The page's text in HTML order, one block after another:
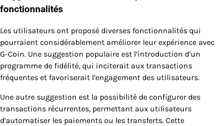
fonctionnalités
Les utilisateurs ont proposé diverses fonctionnalités qui
pourraient considérablement améliorer leur expérience avec
G-Coin. Une suggestion populaire est l’introduction d’un
programme de fidélité, qui inciterait aux transactions
fréquentes et favoriserait l’engagement des utilisateurs.
Une autre suggestion est la possibilité de configurer des
transactions récurrentes, permettant aux utilisateurs
d’automatiser les paiements ou les transferts. Cette